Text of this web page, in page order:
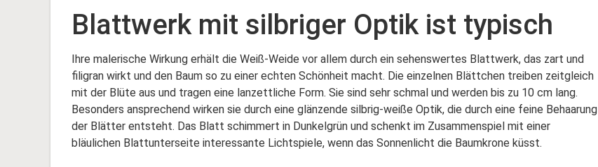
Blattwerk mit silbriger Optik ist typisch
Ihre malerische Wirkung erhält die Weiß-Weide vor allem durch ein sehenswertes Blattwerk, das zart und
filigran wirkt und den Baum so zu einer echten Schönheit macht. Die einzelnen Blättchen treiben zeitgleich
mit der Blüte aus und tragen eine lanzettliche Form. Sie sind sehr schmal und werden bis zu 10 cm lang.
Besonders ansprechend wirken sie durch eine glänzende silbrig-weiße Optik, die durch eine feine Behaarung
der Blätter entsteht. Das Blatt schimmert in Dunkelgrün und schenkt im Zusammenspiel mit einer
bläulichen Blattunterseite interessante Lichtspiele, wenn das Sonnenlicht die Baumkrone küsst.